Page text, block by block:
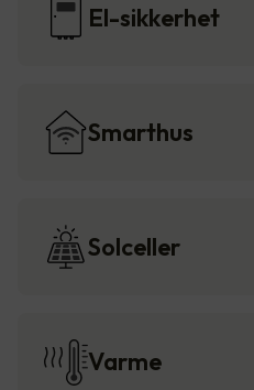
El-sikkerhet
Smarthus
Solceller
Varme